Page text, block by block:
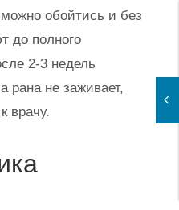
обойтись и без
до полного
2-3 недель
рана не заживает,
врачу.